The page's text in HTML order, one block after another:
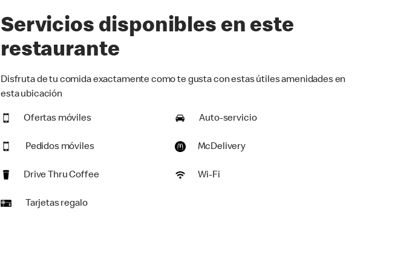
Servicios disponibles en este
restaurante
Disfruta de tu comida exactamente como te gusta con estas útiles amenidades en
esta ubicación
Ofertas móviles Auto-servicio
Pedidos móviles McDelivery
Drive Thru Coffee Wi-Fi
Tarjetas regalo